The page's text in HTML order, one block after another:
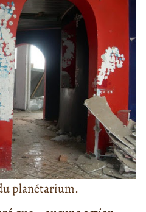
planétarium.